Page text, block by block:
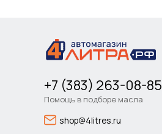
+7 (383) 263-08-85
Помощь в подборе масла
shop@4litres.ru